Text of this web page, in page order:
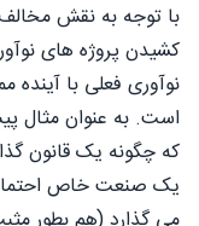
با توجه به نقش
کشیدن پروژه های
نوآوری فعلی با آینده
است. به عنوان مثال
که چگونه یک قانون
یک صنعت خاص